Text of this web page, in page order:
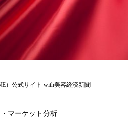
チナール レチノール
ティ 下半身美容
乾燥対策
の再接続 企業・経済
保湿と香り
）公式サイト with美容経済新聞
マーケット分析